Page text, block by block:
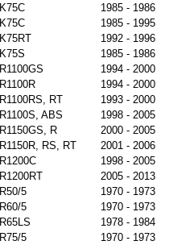
K75C
1985 - 1986
K75C
1985 - 1995
K75RT
1992 - 1996
K75S
1985 - 1986
R1100GS
1994 - 2000
R1100R
1994 - 2000
R1100RS, RT
1993 - 2000
R1100S, ABS
1998 - 2005
R1150GS, R
2000 - 2005
R1150R, RS, RT
2001 - 2006
R1200C
1998 - 2005
R1200RT
2005 - 2013
R50/5
1970 - 1973
R60/5
1970 - 1973
R65LS
1978 - 1984
R75/5
1970 - 1973